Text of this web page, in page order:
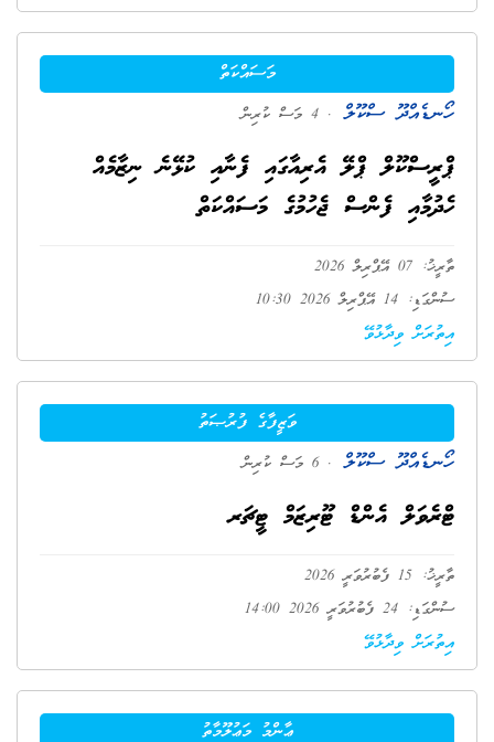
މަސައްކަތް
ހޯނޑެއްދޫ ސްކޫލް . 4 މަސް ކުރިން
ޕްރީސްކޫލް ޕްލޭ އެރިއާގައި ފެނާއި ކުޅޭނެ ނިޒާމެއް
ހެދުމާއި ފެންސް ޖެހުމުގެ މަސައްކަތް
ތާރީޚު: 07 އޭޕްރިލް 2026
ސުންގަޑި: 14 އޭޕްރިލް 2026 10:30
އިތުރަށް ވިދާޅުވޭ
ވަޒީފާގެ ފުރުޞަތު
ހޯނޑެއްދޫ ސްކޫލް . 6 މަސް ކުރިން
ޓްރެވަލް އެންޑް ޓޫރިޒަމް ޓީޗަރ
ތާރީޚު: 15 ފެބުރުވަރީ 2026
ސުންގަޑި: 24 ފެބުރުވަރީ 2026 14:00
އިތުރަށް ވިދާޅުވޭ
ޢާންމު މަޢުލޫމާތު